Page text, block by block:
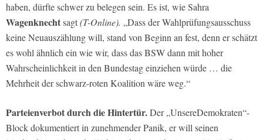
haben, dürfte schwer zu belegen sein. Es ist, wie Sahra
Wagenknechtsagt(T-Online). „Dass der Wahlprüfungsausschuss
keine Neuauszählung will, stand von Beginn an fest, denn er schätzt
es wohl ähnlich ein wie wir, dass das BSW dann mit hoher
Wahrscheinlichkeit in den Bundestag einziehen würde … die
Mehrheit der schwarz-roten Koalition wäre weg.“
Parteienverbot durch die Hintertür.Der „UnsereDemokraten“-
Block dokumentiert in zunehmender Panik, er will seinen